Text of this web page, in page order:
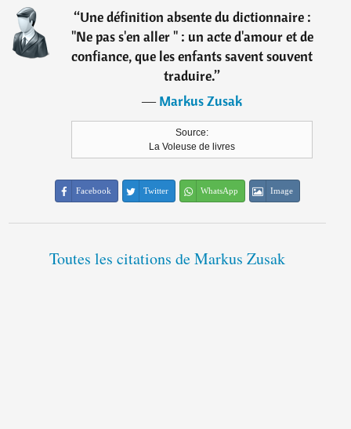
“Une définition absente du dictionnaire :
"Ne pas s'en aller " : un acte d'amour et de
confiance, que les enfants savent souvent
traduire.”
―Markus Zusak
Source:
La Voleuse de livres
Facebook Twitter WhatsApp Image
Toutes les citations de Markus Zusak